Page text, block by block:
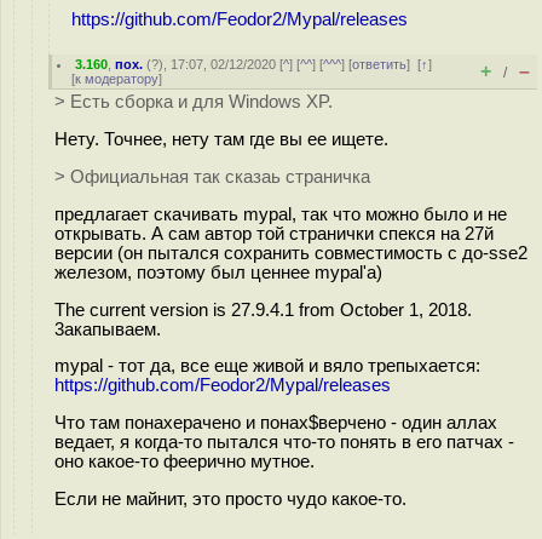
https://github.com/Feodor2/Mypal/releases
3.160 ,пох. (?), 17:07, 02/12/2020 [^] [^^] [^^^] [ответить][↑]
[к модератору] + / –
> Есть сборка и для Windows XP.
Нету. Точнее, нету там где вы ее ищете.
> Официальная так сказаь страничка
предлагает скачивать mypal, так что можно было и не
открывать. А сам автор той странички спекся на 27й
версии (он пытался сохранить совместимость с до-sse2
железом, поэтому был ценнее mypal'а)
The current version is 27.9.4.1 from October 1, 2018.
3акапываем.
mypal - тот да, все еще живой и вяло трепыхается:
https://github.com/Feodor2/Mypal/releases
Что там понахерачено и понах$верчено - один аллах
ведает, я когда-то пытался что-то понять в его патчах -
оно какое-то феерично мутное.
Если не майнит, это просто чудо какое-то.